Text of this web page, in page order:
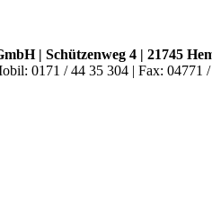
| Schützenweg 4 | 21745
0171 / 44 35 304 | Fax: 04771